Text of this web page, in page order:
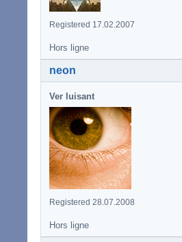
Registered 17.02.2007
Hors ligne
neon
Ver luisant
Registered 28.07.2008
Hors ligne